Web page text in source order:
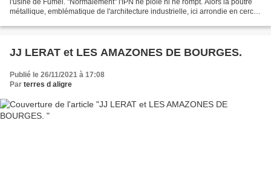
métallique, emblématique de l'architecture industrielle, ici arrondie en cercle
JJ LERAT et LES AMAZONES DE BOURGES.
Publié le 26/11/2021 à 17:08
Par terres d aligre